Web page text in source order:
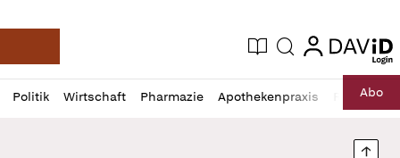
Deutsche Apotheker Zeitung
Aktuelle Ausgabe
Suche login
login
Politik Wirtschaft Pharmazie Apothekenpraxis RechtAbo
Profil
öffnen
Daz
Pur